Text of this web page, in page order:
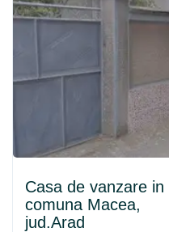
Casa de vanzare in
comuna Macea,
jud.Arad